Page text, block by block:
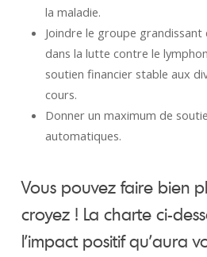
la maladie.
Joindre le groupe
dans la lutte contre le
soutien financier stable aux
cours.
Donner un maximum de
automatiques.
Vous pouvez faire bien
croyez ! La charte ci-
l’impact positif qu’aura